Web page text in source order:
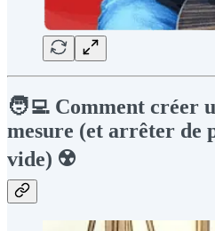
🧑‍💻 Comment créer
mesure (et arrêter de
vide) ☢️